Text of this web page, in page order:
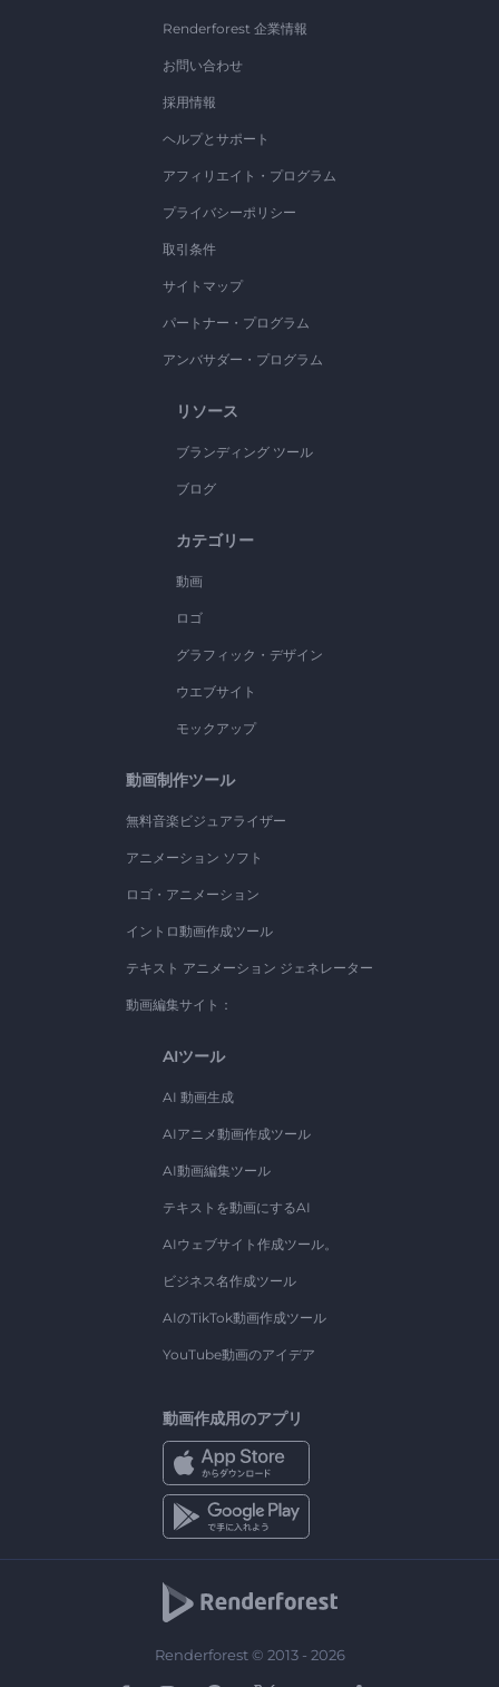
Renderforest 企業情報
お問い合わせ
採用情報
ヘルプとサポート
アフィリエイト・プログラム
プライバシーポリシー
取引条件
サイトマップ
パートナー・プログラム
アンバサダー・プログラム
リソース
ブランディング ツール
ブログ
カテゴリー
動画
ロゴ
グラフィック・デザイン
ウエブサイト
モックアップ
動画制作ツール
無料音楽ビジュアライザー
アニメーション ソフト
ロゴ・アニメーション
イントロ動画作成ツール
テキスト アニメーション ジェネレーター
動画編集サイト：
AIツール
AI 動画生成
AIアニメ動画作成ツール
AI動画編集ツール
テキストを動画にするAI
AIウェブサイト作成ツール。
ビジネス名作成ツール
AIのTikTok動画作成ツール
YouTube動画のアイデア
動画作成用のアプリ
Renderforest © 2013 - 2026